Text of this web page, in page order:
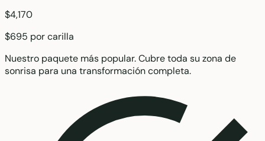
$4,170
$695 por carilla
Nuestro paquete más popular. Cubre toda su zona de
sonrisa para una transformación completa.